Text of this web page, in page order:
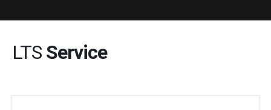
LTS Service